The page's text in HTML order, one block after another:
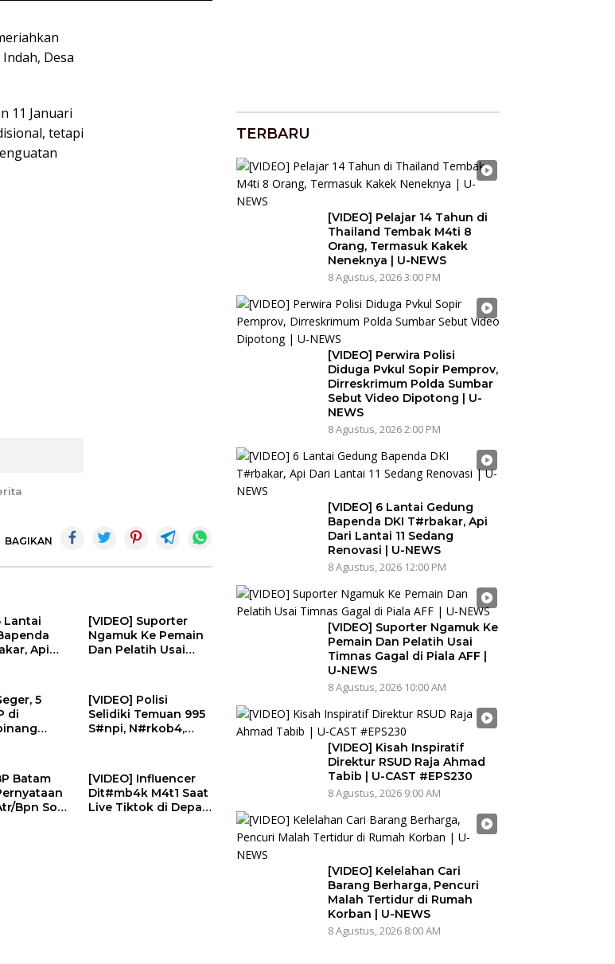
Desa
11 Januari
tetapi
BAGIKAN
Lantai
Api
[VIDEO] Suporter
Ngamuk Ke Pemain
Dan Pelatih Usai
5
di
[VIDEO] Polisi
Selidiki Temuan 995
S#npi, N#rkob4,
Sekolah | U-NEWS
Batam
Bpn Soal
[VIDEO] Influencer
Dit#mb4k M4t1 Saat
Live Tiktok di Depan
TERBARU
[VIDEO] Pelajar 14 Tahun di
Thailand Tembak M4ti 8
Orang, Termasuk Kakek
Neneknya | U-NEWS
8 Agustus, 2026 3:00 PM
[VIDEO] Perwira Polisi
Diduga Pvkul Sopir Pemprov,
Dirreskrimum Polda Sumbar
Sebut Video Dipotong | U-
NEWS
8 Agustus, 2026 2:00 PM
[VIDEO] 6 Lantai Gedung
Bapenda DKI T#rbakar, Api
Dari Lantai 11 Sedang
Renovasi | U-NEWS
8 Agustus, 2026 12:00 PM
[VIDEO] Suporter Ngamuk Ke
Pemain Dan Pelatih Usai
Timnas Gagal di Piala AFF |
U-NEWS
8 Agustus, 2026 10:00 AM
[VIDEO] Kisah Inspiratif
Direktur RSUD Raja Ahmad
Tabib | U-CAST #EPS230
8 Agustus, 2026 9:00 AM
[VIDEO] Kelelahan Cari
Barang Berharga, Pencuri
Malah Tertidur di Rumah
Korban | U-NEWS
8 Agustus, 2026 8:00 AM